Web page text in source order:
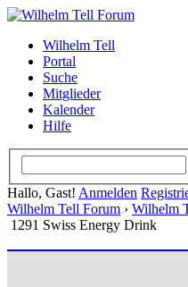
Wilhelm Tell
Portal
Suche
Mitglieder
Kalender
Hilfe
Hallo, Gast! Anmelden
Wilhelm Tell Forum › Wilhelm
1291 Swiss Energy Drink